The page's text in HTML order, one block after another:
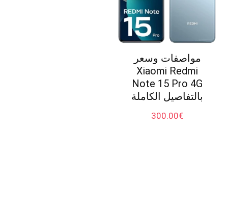
مواصفات وسعر
Xiaomi Redmi
Note 15 Pro 4G
بالتفاصيل الكاملة
€
300.00